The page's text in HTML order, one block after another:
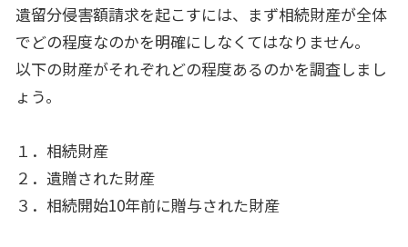
遺留分侵害額請求を起こすには、まず相続財産が全体
でどの程度なのかを明確にしなくてはなりません。
以下の財産がそれぞれどの程度あるのかを調査しまし
ょう。
１．相続財産
２．遺贈された財産
３．相続開始10年前に贈与された財産